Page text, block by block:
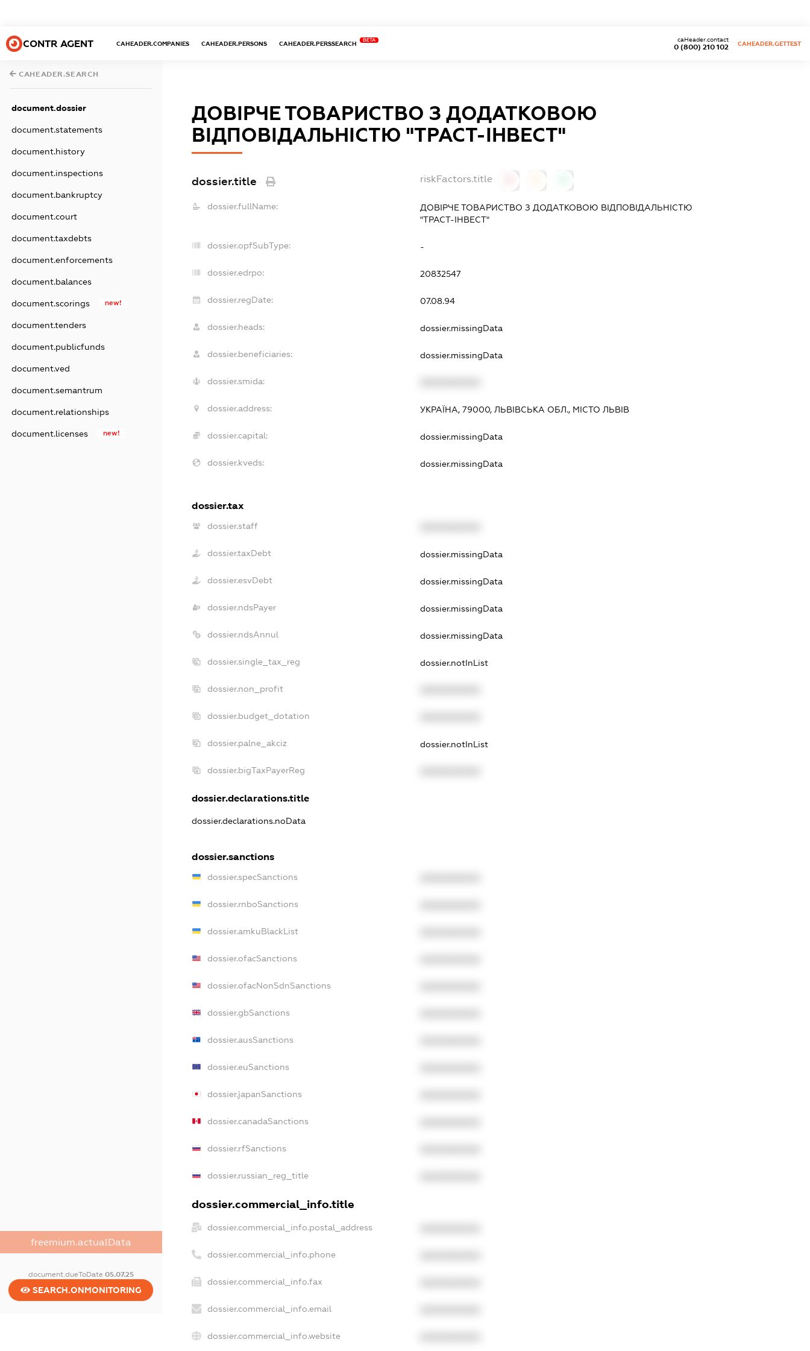
CONTR AGENT CAHEADER.COMPANIES CAHEADER.PERSONS CAHEADER.PERSSEARCH
BETA
0 (800) 210 102
caHeader.contact
CAHEADER.GETTEST
CAHEADER.SEARCH
document.dossier
document.statements
document.history
document.inspections
document.bankruptcy
document.court
document.taxdebts
document.enforcements
document.balances
document.scorings new!
document.tenders
document.publicfunds
document.ved
document.semantrum
document.relationships
document.licenses new!
freemium.actualData
document.dueToDate 05.07.25
SEARCH.ONMONITORING
ДОВІРЧЕ ТОВАРИСТВО З ДОДАТКОВОЮ
ВІДПОВІДАЛЬНІСТЮ "ТРАСТ-ІНВЕСТ"
dossier.title riskFactors.title
dossier.fullName:
ДОВІРЧЕ ТОВАРИСТВО З ДОДАТКОВОЮ ВІДПОВІДАЛЬНІСТЮ
"ТРАСТ-ІНВЕСТ"
dossier.opfSubType: -
dossier.edrpo: 20832547
dossier.regDate: 07.08.94
dossier.heads: dossier.missingData
dossier.beneficiaries: dossier.missingData
dossier.smida:
dossier.address: УКРАЇНА, 79000, ЛЬВІВСЬКА ОБЛ., МІСТО ЛЬВІВ
dossier.capital: dossier.missingData
dossier.kveds: dossier.missingData
dossier.tax
dossier.staff
dossier.taxDebt dossier.missingData
dossier.esvDebt dossier.missingData
dossier.ndsPayer dossier.missingData
dossier.ndsAnnul dossier.missingData
dossier.single_tax_reg dossier.notInList
dossier.non_profit
dossier.budget_dotation
dossier.palne_akciz dossier.notInList
dossier.bigTaxPayerReg
dossier.declarations.title
dossier.declarations.noData
dossier.sanctions
dossier.specSanctions
dossier.rnboSanctions
dossier.amkuBlackList
dossier.ofacSanctions
dossier.ofacNonSdnSanctions
dossier.gbSanctions
dossier.ausSanctions
dossier.euSanctions
dossier.japanSanctions
dossier.canadaSanctions
dossier.rfSanctions
dossier.russian_reg_title
dossier.commercial_info.title
dossier.commercial_info.postal_address
dossier.commercial_info.phone
dossier.commercial_info.fax
dossier.commercial_info.email
dossier.commercial_info.website